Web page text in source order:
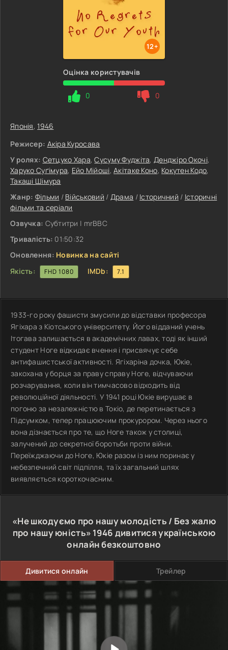
12+
Оцінка користувачів
0 0
Японія,1946
Режисер: Акіра Куросава
У ролях: Сетцуко Хара,Сусуму Фуджіта, Денджіро Окочі,
Харуко Суґімура, Ейо Мійоші,Акітаке Коно, Кокутен Кодо,
Такаші Шімура
Жанр: Фільми / Військовий / Драма / Історичний / Історичні
фільми та серіали
Озвучка: Субтитри | mrBBC
Тривалість: 01:50:32
Оновлення: Новинка на сайті
Якість:
FHD 1080 IMDb: 7.1
1933-го року фашисти змусили до відставки професора
Ягіхара з Кіотського університету. Його відданий учень
Ітогава залишається в академічних лавах, тоді як інший
студент Ноге відкидає вчення і присвячує себе
антифашистської активності. Ягіхаріна дочка, Юкіе,
закохана у борця за праву справу Ноге, відчуваючи
розчарування, коли він тимчасово відходить від
революційної діяльності. У 1941 році Юкіе вирушає в
погоню за незалежністю в Токіо, де перетинається з
Підсумком, тепер працюючим прокурором. Через нього
вона дізнається про те, що Ноге також у столиці,
залучений до секретної боротьби проти війни.
Переїжджаючи до Ноге, Юкіе разом із ним поринає у
небезпечний світ підпілля, та їх загальний шлях
виявляється короткочасним.
«Не шкодуємо про нашу молодість / Без жалю
про нашу юність» 1946 дивитися українською
онлайн безкоштовно
Дивитися онлайн Трейлер